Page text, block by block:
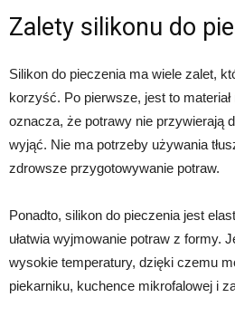
Zalety silikonu do
Silikon do pieczenia ma wiele zalet,
korzyść. Po pierwsze, jest to
oznacza, że potrawy nie przywierają
wyjąć. Nie ma potrzeby używania
zdrowsze przygotowywanie potraw.
Ponadto, silikon do pieczenia jest
ułatwia wyjmowanie potraw z formy.
wysokie temperatury, dzięki czemu
piekarniku, kuchence mikrofalowej i